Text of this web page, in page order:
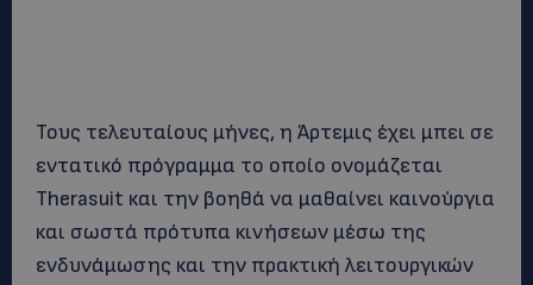
Τους τελευταίους μήνες, η Άρτεμις έχει μπει σε
εντατικό πρόγραμμα το οποίο ονομάζεται
Therasuit και την βοηθά να μαθαίνει καινούργια
και σωστά πρότυπα κινήσεων μέσω της
ενδυνάμωσης και την πρακτική λειτουργικών